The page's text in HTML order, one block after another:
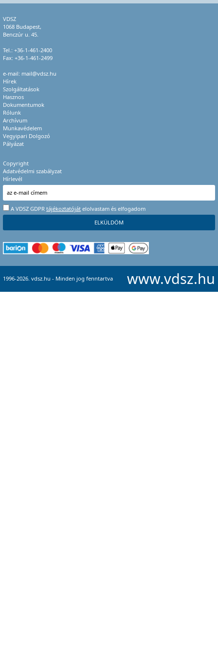
VDSZ
1068 Budapest,
Benczúr u. 45.
Tel.: +36-1-461-2400
Fax: +36-1-461-2499
e-mail: mail@vdsz.hu
Hírek
Szolgáltatások
Hasznos
Dokumentumok
Rólunk
Archívum
Munkavédelem
Vegyipari Dolgozó
Pályázat
Copyright
Adatvédelmi szabályzat
Hírlevél
A VDSZ GDPR tájékoztatóját elolvastam és elfogadom
1996-2026. vdsz.hu - Minden jog fenntartva www.vdsz.hu